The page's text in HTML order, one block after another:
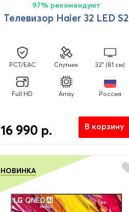
97% рекомендуют
Телевизор Haier 32 LED S2
PCT/EAC Спутник 32" (81 см)
Full HD Array Россия
16 990 р. В корзину
НОВИНКА